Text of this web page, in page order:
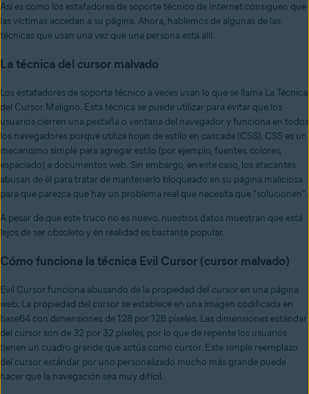
Así es como los estafadores de soporte técnico de Internet consiguen que
las víctimas accedan a su página. Ahora, hablemos de algunas de las
técnicas que usan una vez que una persona está allí.
La técnica del cursor malvado
Los estafadores de soporte técnico a veces usan lo que se llama La Técnica
del Cursor Maligno. Esta técnica se puede utilizar para evitar que los
usuarios cierren una pestaña o ventana del navegador y funciona en todos
los navegadores porque utiliza hojas de estilo en cascada (CSS). CSS es un
mecanismo simple para agregar estilo (por ejemplo, fuentes, colores,
espaciado) a documentos web. Sin embargo, en este caso, los atacantes
abusan de él para tratar de mantenerlo bloqueado en su página maliciosa
para que parezca que hay un problema real que necesita que "solucionen".
A pesar de que este truco no es nuevo, nuestros datos muestran que está
lejos de ser obsoleto y en realidad es bastante popular.
Cómo funciona la técnica Evil Cursor (cursor malvado)
Evil Cursor funciona abusando de la propiedad del cursoren una página
web. La propiedad del cursor se establece en una imagen codificada en
base64 con dimensiones de 128 por 128 píxeles. Las dimensiones estándar
del cursor son de 32 por 32 píxeles, por lo que de repente los usuarios
tienen un cuadro grande que actúa como cursor. Este simple reemplazo
del cursor estándar por uno personalizado mucho más grande puede
hacer que la navegación sea muy difícil.